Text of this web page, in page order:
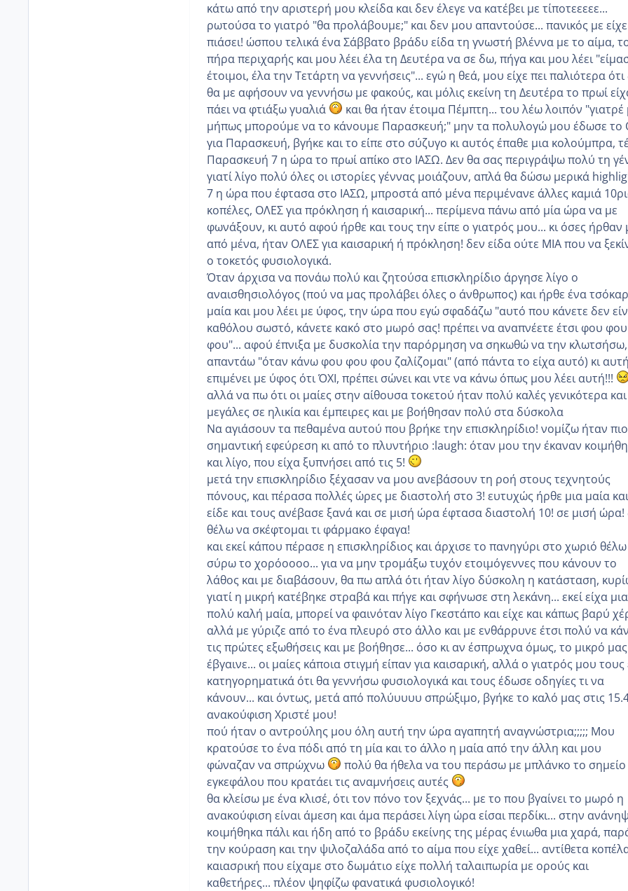
κάτω από την αριστερή μου κλείδα και δεν έλεγε να κατέβει με τίποτεεεεε...
ρωτούσα το γιατρό "θα προλάβουμε;" και δεν μου απαντούσε... πανικός με είχε
πιάσει! ώσπου τελικά ένα Σάββατο βράδυ είδα τη γνωστή βλέννα με το αίμα,
πήρα περιχαρής και μου λέει έλα τη Δευτέρα να σε δω, πήγα και μου λέει
έτοιμοι, έλα την Τετάρτη να γεννήσεις"... εγώ η θεά, μου είχε πει παλιότερα ότι
θα με αφήσουν να γεννήσω με φακούς, και μόλις εκείνη τη Δευτέρα το πρωί
πάει να φτιάξω γυαλιά
και θα ήταν έτοιμα Πέμπτη... του λέω λοιπόν
μήπως μπορούμε να το κάνουμε Παρασκευή;" μην τα πολυλογώ μου έδωσε το
για Παρασκευή, βγήκε και το είπε στο σύζυγο κι αυτός έπαθε μια κολούμπρα,
Παρασκευή 7 η ώρα το πρωί απίκο στο ΙΑΣΩ. Δεν θα σας περιγράψω πολύ τη
γιατί λίγο πολύ όλες οι ιστορίες γέννας μοιάζουν, απλά θα δώσω μερικά
7 η ώρα που έφτασα στο ΙΑΣΩ, μπροστά από μένα περιμένανε άλλες καμιά
κοπέλες, ΟΛΕΣ για πρόκληση ή καισαρική... περίμενα πάνω από μία ώρα να με
φωνάξουν, κι αυτό αφού ήρθε και τους την είπε ο γιατρός μου... κι όσες ήρθαν
από μένα, ήταν ΟΛΕΣ για καισαρική ή πρόκληση! δεν είδα ούτε ΜΙΑ που να
ο τοκετός φυσιολογικά.
Όταν άρχισα να πονάω πολύ και ζητούσα επισκληρίδιο άργησε λίγο ο
αναισθησιολόγος (πού να μας προλάβει όλες ο άνθρωπος) και ήρθε ένα
μαία και μου λέει με ύφος, την ώρα που εγώ σφαδάζω "αυτό που κάνετε δεν
καθόλου σωστό, κάνετε κακό στο μωρό σας! πρέπει να αναπνέετε έτσι φου φου
φου"... αφού έπνιξα με δυσκολία την παρόρμηση να σηκωθώ να την κλωτσήσω,
απαντάω "όταν κάνω φου φου φου ζαλίζομαι" (από πάντα το είχα αυτό) κι
επιμένει με ύφος ότι ΌΧΙ, πρέπει σώνει και ντε να κάνω όπως μου λέει αυτή!!!
αλλά να πω ότι οι μαίες στην αίθουσα τοκετού ήταν πολύ καλές γενικότερα και
μεγάλες σε ηλικία και έμπειρες και με βοήθησαν πολύ στα δύσκολα
Να αγιάσουν τα πεθαμένα αυτού που βρήκε την επισκληρίδιο! νομίζω ήταν πιο
σημαντική εφεύρεση κι από το πλυντήριο :laugh: όταν μου την έκαναν
και λίγο, που είχα ξυπνήσει από τις 5!
μετά την επισκληρίδιο ξέχασαν να μου ανεβάσουν τη ροή στους τεχνητούς
πόνους, και πέρασα πολλές ώρες με διαστολή στο 3! ευτυχώς ήρθε μια μαία
είδε και τους ανέβασε ξανά και σε μισή ώρα έφτασα διαστολή 10! σε μισή ώρα!
θέλω να σκέφτομαι τι φάρμακο έφαγα!
και εκεί κάπου πέρασε η επισκληρίδιος και άρχισε το πανηγύρι στο χωριό
σύρω το χορόοοοο... για να μην τρομάξω τυχόν ετοιμόγεννες που κάνουν το
λάθος και με διαβάσουν, θα πω απλά ότι ήταν λίγο δύσκολη η κατάσταση,
γιατί η μικρή κατέβηκε στραβά και πήγε και σφήνωσε στη λεκάνη... εκεί είχα μια
πολύ καλή μαία, μπορεί να φαινόταν λίγο Γκεστάπο και είχε και κάπως βαρύ
αλλά με γύριζε από το ένα πλευρό στο άλλο και με ενθάρρυνε έτσι πολύ να
τις πρώτες εξωθήσεις και με βοήθησε... όσο κι αν έσπρωχνα όμως, το μικρό
έβγαινε... οι μαίες κάποια στιγμή είπαν για καισαρική, αλλά ο γιατρός μου τους
κατηγορηματικά ότι θα γεννήσω φυσιολογικά και τους έδωσε οδηγίες τι να
κάνουν... και όντως, μετά από πολύυυυυ σπρώξιμο, βγήκε το καλό μας στις
ανακούφιση Χριστέ μου!
πού ήταν ο αντρούλης μου όλη αυτή την ώρα αγαπητή αναγνώστρια;;;;; Μου
κρατούσε το ένα πόδι από τη μία και το άλλο η μαία από την άλλη και μου
φώναζαν να σπρώχνω
πολύ θα ήθελα να του περάσω με μπλάνκο το σημείο
εγκεφάλου που κρατάει τις αναμνήσεις αυτές
θα κλείσω με ένα κλισέ, ότι τον πόνο τον ξεχνάς... με το που βγαίνει το μωρό η
ανακούφιση είναι άμεση και άμα περάσει λίγη ώρα είσαι περδίκι... στην
κοιμήθηκα πάλι και ήδη από το βράδυ εκείνης της μέρας ένιωθα μια χαρά,
την κούραση και την ψιλοζαλάδα από το αίμα που είχε χαθεί... αντίθετα
καιασρική που είχαμε στο δωμάτιο είχε πολλή ταλαιπωρία με ορούς και
καθετήρες... πλέον ψηφίζω φανατικά φυσιολογικό!